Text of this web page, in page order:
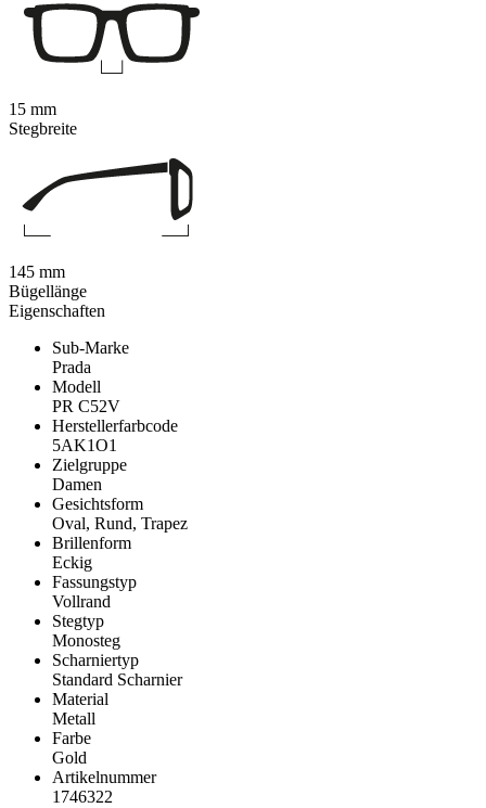
Eigenschaften
Sub-Marke
Prada
Modell
PR C52V
Herstellerfarbcode
5AK1O1
Zielgruppe
Damen
Gesichtsform
Oval, Rund, Trapez
Brillenform
Eckig
Fassungstyp
Vollrand
Stegtyp
Monosteg
Scharniertyp
Standard Scharnier
Material
Metall
Farbe
Gold
Artikelnummer
1746322
15 mm
Stegbreite
145 mm
Bügellänge